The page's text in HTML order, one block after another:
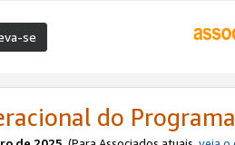
se
do